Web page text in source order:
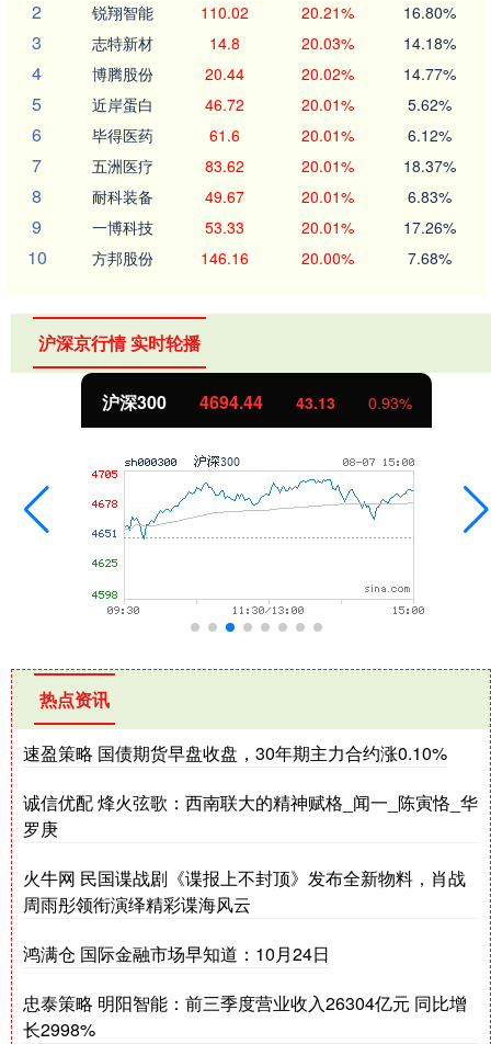
2 锐翔智能 110.02 20.21% 16.80%
3 志特新材 14.8 20.03% 14.18%
4 博腾股份 20.44 20.02% 14.77%
5 近岸蛋白 46.72 20.01% 5.62%
6 毕得医药 61.6 20.01% 6.12%
7 五洲医疗 83.62 20.01% 18.37%
8 耐科装备 49.67 20.01% 6.83%
9 一博科技 53.33 20.01% 17.26%
10 方邦股份 146.16 20.00% 7.68%
沪深京行情 实时轮播
沪深300 4694.44 43.13 0.93%
热点资讯
速盈策略 国债期货早盘收盘，30年期主力合约涨0.10%
诚信优配 烽火弦歌：西南联大的精神赋格_闻一_陈寅恪_华
罗庚
火牛网 民国谍战剧《谍报上不封顶》发布全新物料，肖战
周雨彤领衔演绎精彩谍海风云
鸿满仓 国际金融市场早知道：10月24日
忠泰策略 明阳智能：前三季度营业收入26304亿元 同比增
长2998%